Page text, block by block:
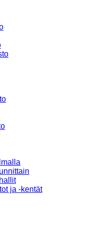
ja -kentät